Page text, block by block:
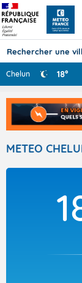
Chelun 18°
METEO